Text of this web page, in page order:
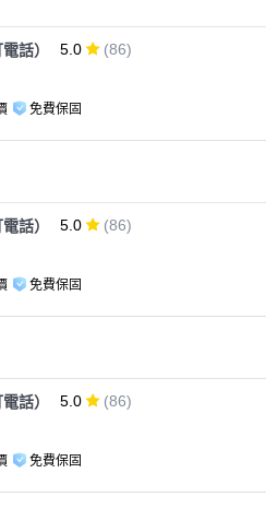
話） 5.0 (86)
免費保固
話） 5.0 (86)
免費保固
話） 5.0 (86)
免費保固